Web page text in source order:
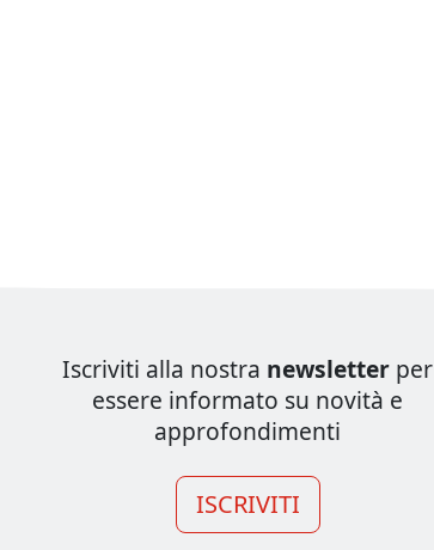
Iscriviti alla nostra newsletter per
essere informato su novità e
approfondimenti
ISCRIVITI